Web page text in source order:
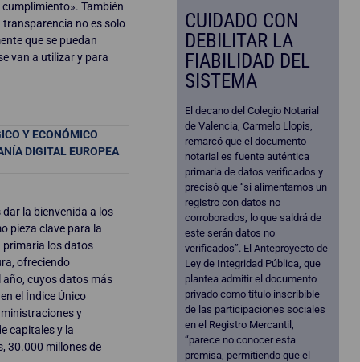
También
transparencia no es solo
que se puedan
van a utilizar y para
Y ECONÓMICO
DIGITAL EUROPEA
la bienvenida a los
pieza clave para la
primaria los datos
ofreciendo
cuyos datos más
el Índice Único
y
capitales y la
30.000 millones de
CUIDADO CON
DEBILITAR LA
FIABILIDAD DEL
SISTEMA
El decano del Colegio Notarial
de Valencia, Carmelo Llopis,
remarcó que el documento
notarial es fuente auténtica
primaria de datos verificados y
precisó que “si alimentamos un
registro con datos no
corroborados, lo que saldrá de
este serán datos no
verificados”. El Anteproyecto de
Ley de Integridad Pública, que
plantea admitir el documento
privado como título inscribible
de las participaciones sociales
en el Registro Mercantil,
“parece no conocer esta
premisa, permitiendo que el